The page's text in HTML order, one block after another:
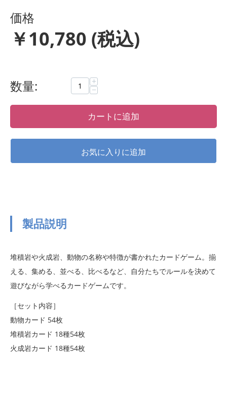
価格
￥10,780 (税込)
数量: +
−
カートに追加
製品説明
堆積岩や火成岩、動物の名称や特徴が書かれたカードゲーム。揃
える、集める、並べる、比べるなど、自分たちでルールを決めて
遊びながら学べるカードゲームです。
［セット内容］
動物カード 54枚
堆積岩カード 18種54枚
火成岩カード 18種54枚